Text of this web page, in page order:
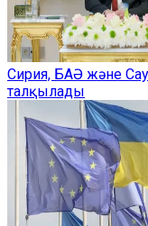
Сирия, БАӘ және
талқылады